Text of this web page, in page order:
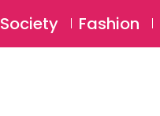
SUBSCRIBE Login
Society Fashion